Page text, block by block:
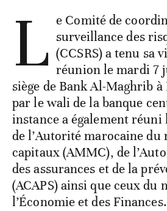
L e Comité de
surveillance des
(CCSRS) a tenu sa
réunion le mardi 7
siège de Bank Al-Maghrib à
par le wali de la banque
instance a également réuni
de l’Autorité marocaine du
capitaux (AMMC), de
des assurances et de la
(ACAPS) ainsi que ceux du
l’Économie et des Finances.